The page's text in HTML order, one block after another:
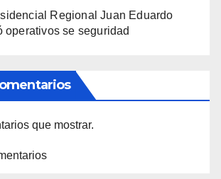
Regional Juan Eduardo
operativos se seguridad
que mostrar.